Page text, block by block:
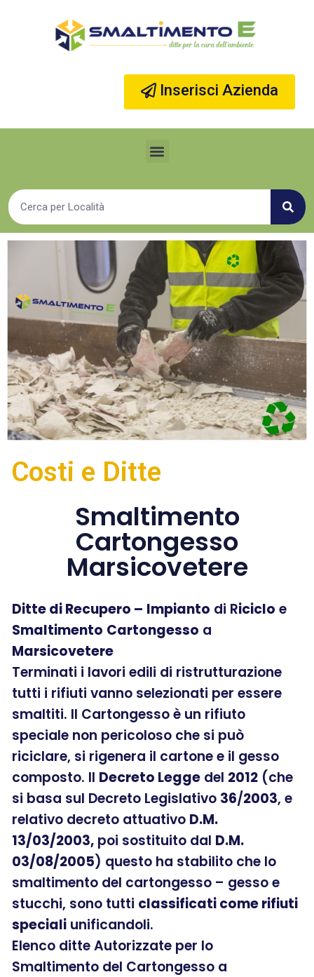
Inserisci Azienda
Costi e Ditte
Smaltimento
Cartongesso
Marsicovetere
Ditte di Recupero – Impianto di Riciclo e
Smaltimento Cartongesso a
Marsicovetere
Terminati i lavori edili di ristrutturazione
tutti i rifiuti vanno selezionati per essere
smaltiti. Il Cartongesso è un rifiuto
speciale non pericoloso che si può
riciclare, si rigenera il cartone e il gesso
composto. Il Decreto Legge del 2012 (che
si basa sul Decreto Legislativo 36/2003, e
relativo decreto attuativo D.M.
13/03/2003, poi sostituito dal D.M.
03/08/2005) questo ha stabilito che lo
smaltimento del cartongesso – gesso e
stucchi, sono tutti classificati come rifiuti
speciali unificandoli.
Elenco ditte Autorizzate per lo
Smaltimento del Cartongesso a